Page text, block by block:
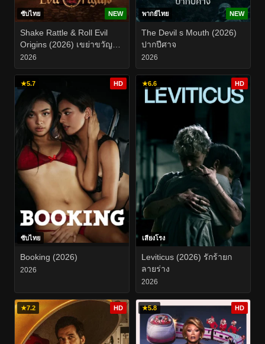
ซับไทย NEW
Shake Rattle & Roll Evil
Origins (2026) เขย่าขวัญ
สั่นผวา ที่มาแห่งความชั่วร้าย
2026
พากย์ไทย NEW
The Devil s Mouth (2026)
ปากปีศาจ
2026
★5.7 HD
ซับไทย
Booking (2026)
2026
★6.6 HD
เสียงโรง
Leviticus (2026) รักร้ายก
ลายร่าง
2026
★7.2 HD ★5.8 HD